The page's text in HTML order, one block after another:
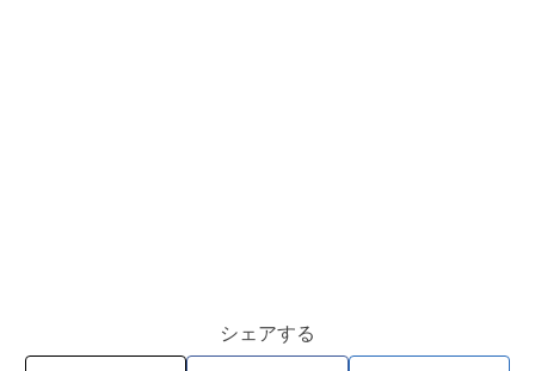
シェアする